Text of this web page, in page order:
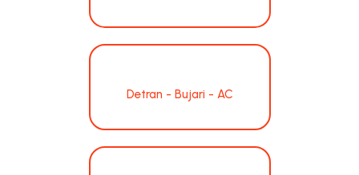
Detran - Bujari - AC